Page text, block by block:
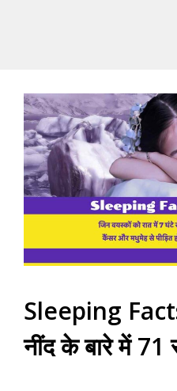
Sleeping
नींद के बारे में 71